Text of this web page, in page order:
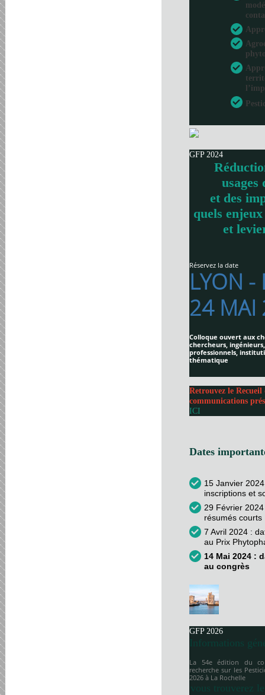
GFP 2024
usages
et des
quels
et
Réservez la date
LYON
24 MAI
Colloque ouvert aux
chercheurs,
professionnels,
thématique
Retrouvez le Recueil
communications
ICI
Dates
15 Janvier
inscriptions et
29 Février
résumés courts
7 Avril 2024 :
au Prix
14 Mai 2024 :
au congrès
GFP 2026
Informations
La 54e édition du
recherche sur les
2026 à La Rochelle
vous trouverez